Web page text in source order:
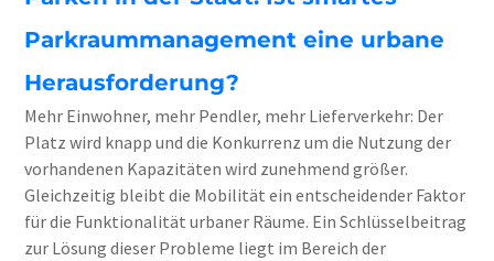
Parkraummanagement eine urbane
Herausforderung?
Mehr Einwohner, mehr Pendler, mehr Lieferverkehr: Der
Platz wird knapp und die Konkurrenz um die Nutzung der
vorhandenen Kapazitäten wird zunehmend größer.
Gleichzeitig bleibt die Mobilität ein entscheidender Faktor
für die Funktionalität urbaner Räume. Ein Schlüsselbeitrag
zur Lösung dieser Probleme liegt im Bereich der